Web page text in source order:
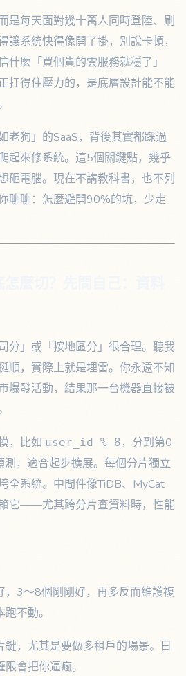
是每天面對幾十萬人同時登陸、刷
讓系統快得像開了掛，別說卡頓，
什麼「買個貴的雲服務就穩了」
得住壓力的，是底層設計能不能
老狗」的SaaS，背後其實都踩過
起來修系統。這5個關鍵點，幾乎
砸電腦。現在不講教科書，也不列
聊聊：怎麼避開90%的坑，少走
分」或「按地區分」很合理。聽我
順，實際上就是埋雷。你永遠不知
爆發活動，結果那一台機器直接被
，比如 user_id % 8 ，分到第0
，適合起步擴展。每個分片獨立
全系統。中間件像TiDB、MyCat
它——尤其跨分片查資料時，性能
，3～8個剛剛好，再多反而維護複
不動。
鍵，尤其是要做多租戶的場景。日
會把你逼瘋。